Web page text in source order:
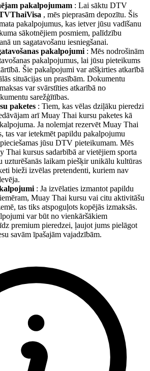
pakalpojumam : Lai sāktu DTV
, mēs pieprasām depozītu. Šis
pakalpojumus, kas ietver jūsu vadīšanu
sākotnējiem posmiem, palīdzību
un sagatavošanu iesniegšanai.
pakalpojumi : Mēs nodrošinām
pakalpojumus, lai jūsu pieteikums
Šie pakalpojumi var atšķirties atkarībā
situācijas un prasībām. Dokumentu
var svārstīties atkarībā no
sarežģītības.
paketes : Tiem, kas vēlas dziļāku pieredzi
arī Muay Thai kursu paketes kā
Ja nolemjat rezervēt Muay Thai
tas var ietekmēt papildu pakalpojumu
jūsu DTV pieteikumam. Mēs
Thai kursus sadarbībā ar vietējiem sporta
uzturēšanās laikam piešķir unikālu kultūras
bieži izvēlas pretendenti, kuriem nav
: Ja izvēlaties izmantot papildu
Muay Thai kursu vai citu aktivitāšu
tas tiks atspoguļots kopējās izmaksās.
var būt no vienkāršākiem
premium pieredzei, ļaujot jums pielāgot
savām īpašajām vajadzībām.